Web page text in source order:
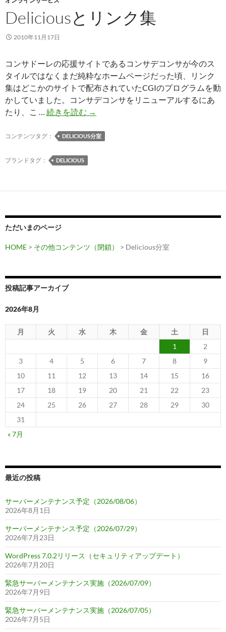
良
い
点
い
点
Deliciousとリンク集
2010年11月17日
コンサドーレの応援サイトであるコンサデコンサが今のス
タイルではなくまだ純粋なホームページだった頃、リンク
集はどこかのサイトで配布されていたCGIのプログラムを動
かしていました。コンサデコンサをリニューアルするにあ
たり、こ … 続きを読む Delicious
リ
→
コンテンツタグ： DELICIOUS分室
ブランドタグ： DELICIOUS
ただいまのページ
HOME > その他コンテンツ（閉鎖） > Delicious分室
投稿記事アーカイブ
2026年8月
月 火 水 木 金 土
日
1
2
3
4 5 6 7 8
9
10
11 12 13 14 15
16
17
18 19 20 21 22
23
24
25 26 27 28 29
30
31
« 7月
最近の投稿
サーバーメンテナンス予定（2026/08/06）
2026年8月1日
サーバーメンテナンス予定（2026/07/29）
2026年7月23日
WordPress 7.0.2リリース（セキュリティアップデート）
2026年7月20日
緊急サーバーメンテナンス実施（2026/07/09）
2026年7月9日
緊急サーバーメンテナンス実施（2026/07/05）
2026年7月5日